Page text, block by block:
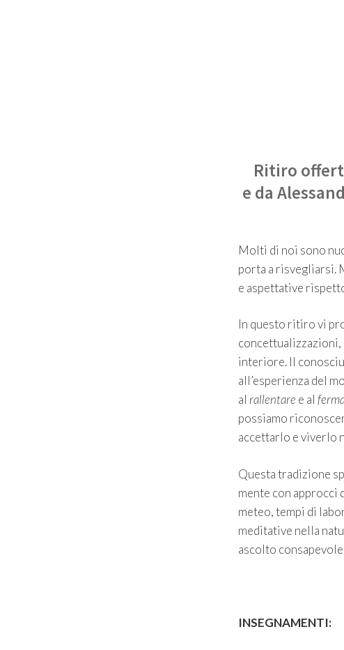
Ritiro
e da
Molti di noi sono
porta a risvegliarsi.
e aspettative
In questo ritiro vi
concettualizzazioni,
interiore. Il
all’esperienza del
al rallentare e al
possiamo
accettarlo e viverlo
Questa tradizione
mente con
meteo, tempi di
meditative nella
ascolto
INSEGNAMENTI: